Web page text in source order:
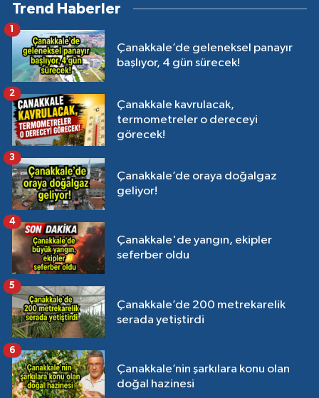
Trend Haberler
Çanakkale’de geleneksel panayır
başlıyor, 4 gün sürecek!
1
Çanakkale kavrulacak,
termometreler o dereceyi
görecek!
2
Çanakkale’de oraya doğalgaz
geliyor!
3
Çanakkale'de yangın, ekipler
seferber oldu
4
Çanakkale’de 200 metrekarelik
serada yetiştirdi
5
Çanakkale’nin şarkılara konu olan
doğal hazinesi
6